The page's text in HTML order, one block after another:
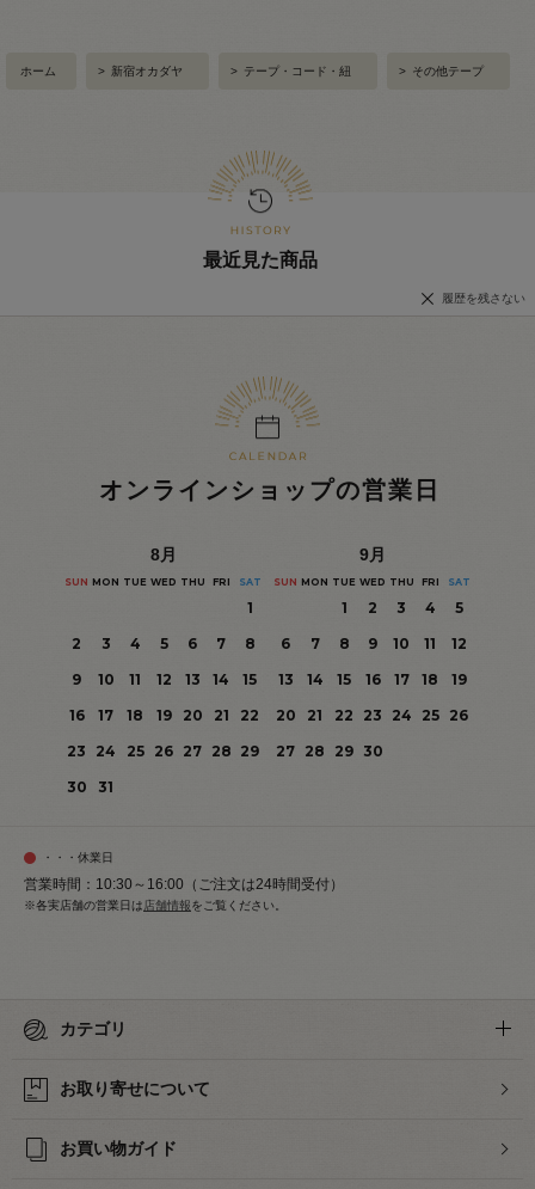
ホーム > 新宿オカダヤ > テープ・コード・紐 > その他テープ
最近見た商品
履歴を残さない
オンラインショップの営業日
8月
SUN MON TUE WED THU FRI SAT
1
2
3 4 5 6 7
8
9
10 11 12 13 14
15
16
17 18 19 20 21
22
23
24 25 26 27 28 29
30
31
9月
SUN MON TUE WED THU FRI SAT
1 2 3 4
5
6
7 8 9 10 11
12
13
14 15 16 17 18
19
20
21 22 23 24 25
26
27 28 29 30
・・・休業日
営業時間：10:30～16:00（ご注文は24時間受付）
※各実店舗の営業日は 店舗情報をご覧ください。
カテゴリ
お取り寄せについて
お買い物ガイド